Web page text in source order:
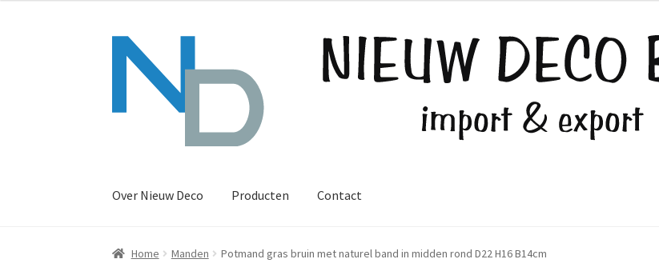
Ga
door
Ga
naar
Over Nieuw Deco Producten Contact
Home Manden Potmand gras bruin met naturel band in midden rond D22 H16 B14cm